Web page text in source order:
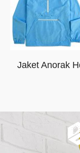
Jaket Anorak